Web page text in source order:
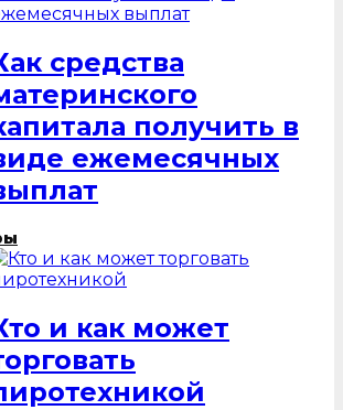
средства
получить в
ежемесячных
и как может